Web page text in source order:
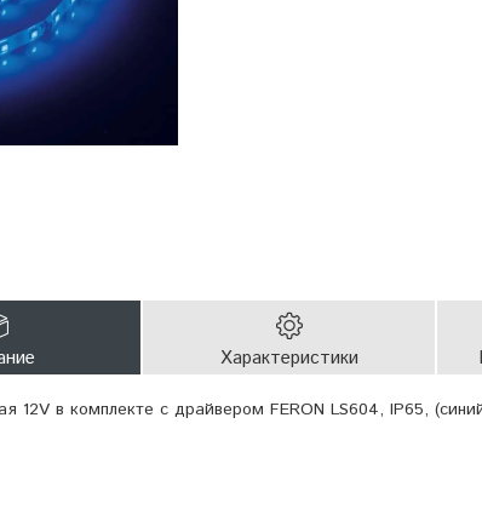
Характеристики
12V в комплекте с драйвером FERON LS604, IP65,